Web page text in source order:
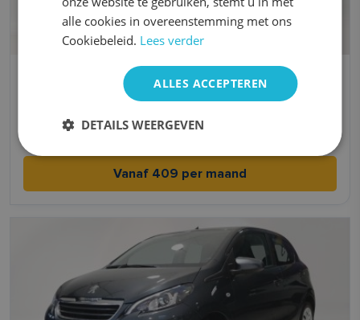
4,8 l/100km l/100km 2021
Vanaf 409 per maand
alle cookies in overeenstemming met ons
Cookiebeleid. Lees verder
ALLES ACCEPTEREN
DETAILS WEERGEVEN